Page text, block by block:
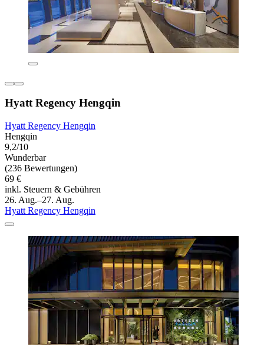
Hyatt Regency Hengqin
Hyatt Regency Hengqin
Hengqin
9,2/10
Wunderbar
(236 Bewertungen)
69 €
inkl. Steuern & Gebühren
26. Aug.–27. Aug.
Hyatt Regency Hengqin